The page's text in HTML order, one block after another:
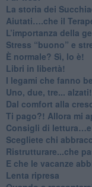
​La storia dei
​Aiutati….che il
​L’importanza della
​Stress “buono” e
​È normale? Sì, lo è!
​Libri in libertà!
​I legami che fanno
Uno, due, tre... alzati!​
​Dal comfort alla
​Ti pago?! Allora mi
​Consigli di
​Scegliete chi
​Ristrutturare...che
​E che le vacanze
​Lenta ripresa